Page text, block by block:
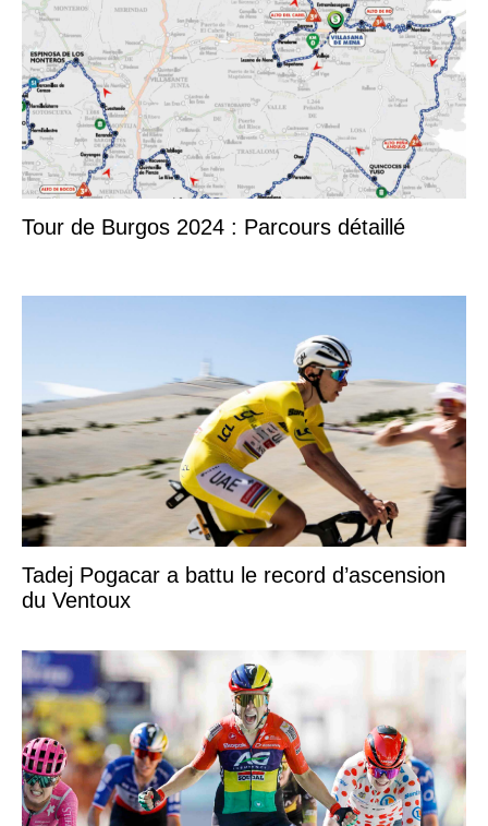
Tour de Burgos 2024 : Parcours détaillé
Tadej Pogacar a battu le record d’ascension
du Ventoux